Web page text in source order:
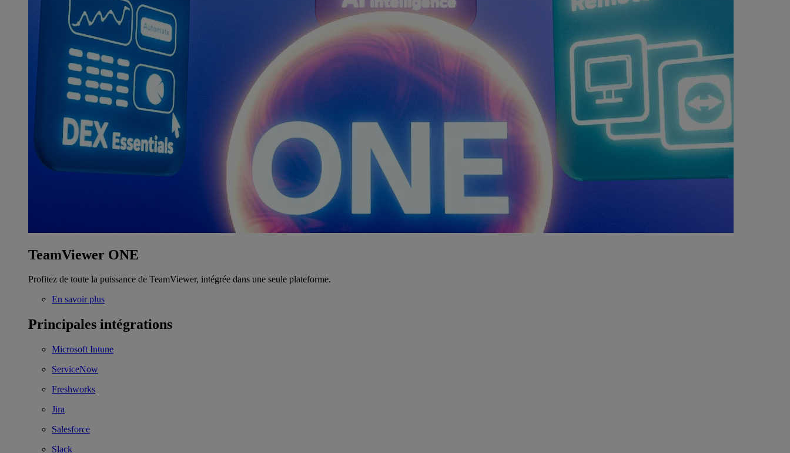
TeamViewer ONE
Profitez de toute la puissance de TeamViewer, intégrée dans une seule plateforme.
En savoir plus
Principales intégrations
Microsoft Intune
ServiceNow
Freshworks
Jira
Salesforce
Slack